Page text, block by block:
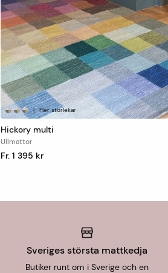
| Fler storlekar
Hickory multi
Ullmattor
Fr. 1 395 kr
Sveriges största mattkedja
Butiker runt om i Sverige och en